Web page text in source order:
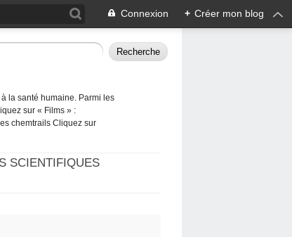
Connexion + Créer mon blog
la santé humaine. Parmi les
sur « Films » :
chemtrails Cliquez sur
SCIENTIFIQUES